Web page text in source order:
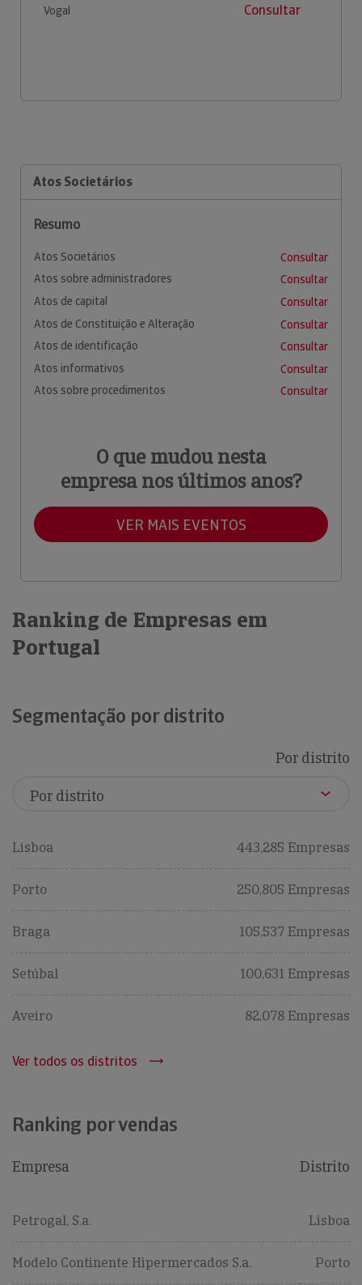
Vogal Consultar
Atos Societários
Resumo
Atos Societários
Consultar
Atos sobre administradores
Consultar
Atos de capital
Consultar
Atos de Constituição e Alteração
Consultar
Atos de identificação
Consultar
Atos informativos
Consultar
Atos sobre procedimentos
Consultar
O que mudou nesta
empresa nos últimos anos?
VER MAIS EVENTOS
Ranking de Empresas em
Portugal
Segmentação por distrito
Por distrito
Lisboa 443,285 Empresas
Porto 250,805 Empresas
Braga 105,537 Empresas
Setúbal 100,631 Empresas
Aveiro 82,078 Empresas
Ver todos os distritos
Ranking por vendas
Empresa Distrito
Petrogal, S.a. Lisboa
Modelo Continente Hipermercados S.a. Porto